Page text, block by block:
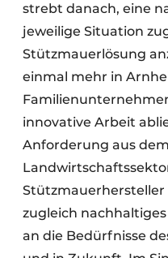
strebt danach, eine
jeweilige Situation
Stützmauerlösung
einmal mehr in
innovative Arbeit
Anforderung aus
zugleich
an die Bedürfnisse